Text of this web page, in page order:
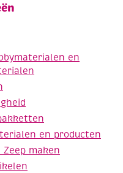
en
en producten
Zeep maken